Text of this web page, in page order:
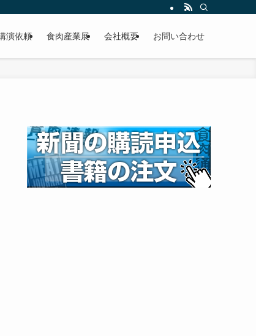
演依頼 食肉産業展 会社概要 お問い合わせ